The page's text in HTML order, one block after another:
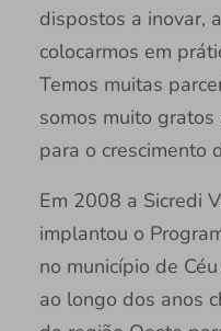
dispostos a inovar,
colocarmos em
Temos muitas
somos muito
para o crescimento
Em 2008 a Sicredi
implantou o
no município de
ao longo dos anos